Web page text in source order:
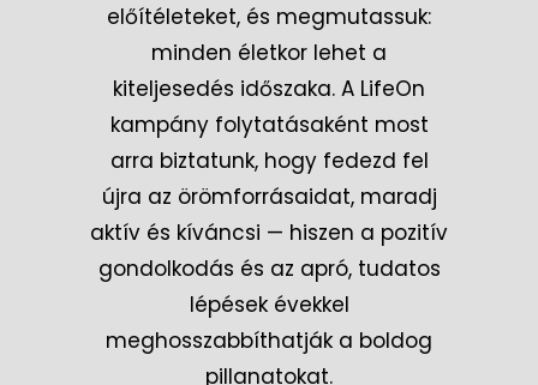
előítéleteket, és megmutassuk:
minden életkor lehet a
kiteljesedés időszaka. A LifeOn
kampány folytatásaként most
arra biztatunk, hogy fedezd fel
újra az örömforrásaidat, maradj
aktív és kíváncsi — hiszen a pozitív
gondolkodás és az apró, tudatos
lépések évekkel
meghosszabbíthatják a boldog
pillanatokat.